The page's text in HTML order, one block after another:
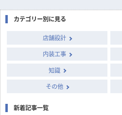
カテゴリー別に見る
店舗設計
内装工事
知識
その他
新着記事一覧